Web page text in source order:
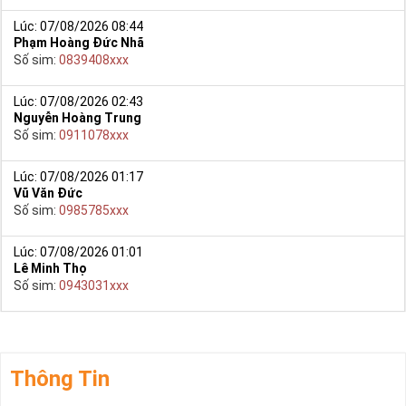
Hướng dẫn mua Sim Ngũ Quý 5 tại Simtiengiang.vn.
+ Bước 2: Bạn chọn “Sim Ngũ Quý” ở danh mục “Sim theo loại”
Lúc: 07/08/2026 08:44
Phạm Hoàng Đức Nhã
Số sim: 0839408xxx
Lúc: 07/08/2026 02:43
Nguyễn Hoàng Trung
Số sim: 0911078xxx
Lúc: 07/08/2026 01:17
Vũ Văn Đức
Số sim: 0985785xxx
Lúc: 07/08/2026 01:01
Lê Minh Thọ
Số sim: 0943031xxx
Thông Tin